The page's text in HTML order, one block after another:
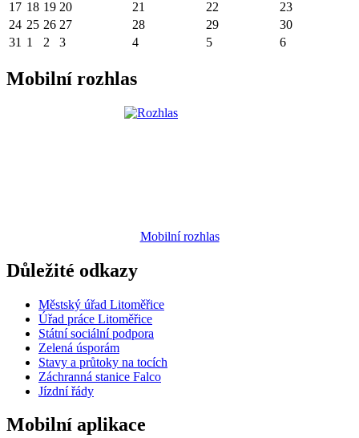
17 18 19 20 21 22
23
24 25 26 27 28 29
30
31 1 2 3 4 5 6
Mobilní rozhlas
Mobilní rozhlas
Důležité odkazy
Městský úřad Litoměřice
Úřad práce Litoměřice
Státní sociální podpora
Zelená úsporám
Stavy a průtoky na tocích
Záchranná stanice Falco
Jízdní řády
Mobilní aplikace